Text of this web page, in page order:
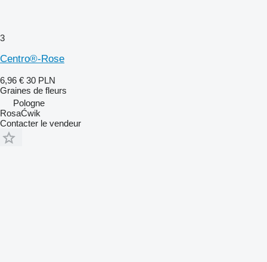
3
Centro®-Rose
6,96 € 30 PLN
Graines de fleurs
Pologne
RosaĆwik
Contacter le vendeur